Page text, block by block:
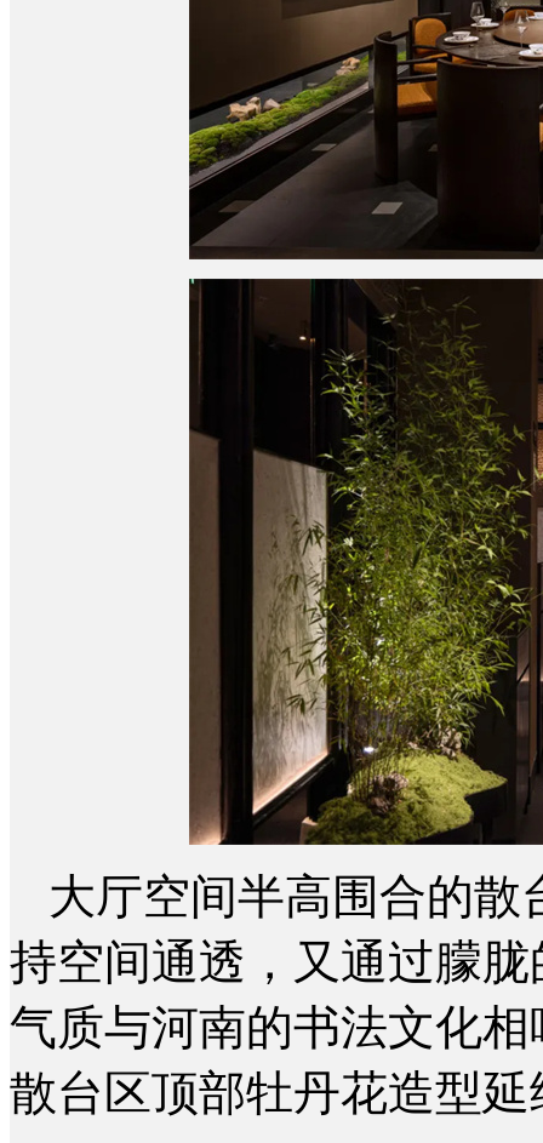
大厅空间半高围合的
持空间通透，又通过朦
气质与河南的书法文化
散台区顶部牡丹花造型